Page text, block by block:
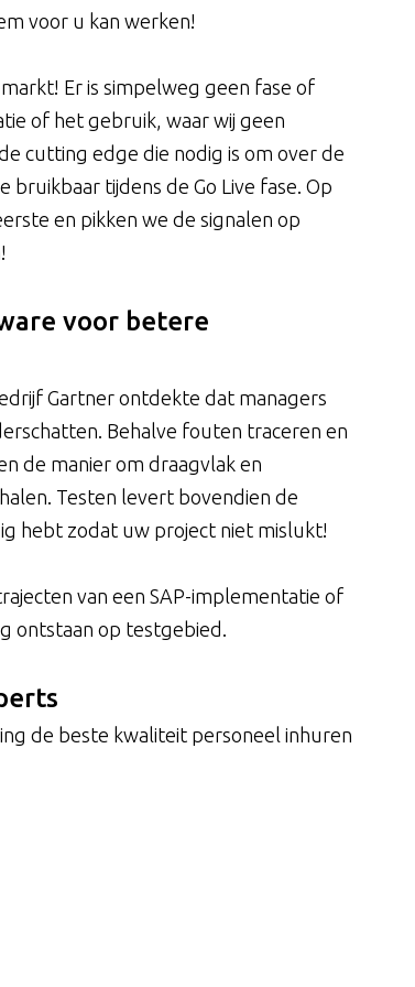
voor u kan werken!
Er is simpelweg geen fase of
of het gebruik, waar wij geen
cutting edge die nodig is om over de
bruikbaar tijdens de Go Live fase. Op
en pikken we de signalen op
voor betere
Gartner ontdekte dat managers
Behalve fouten traceren en
de manier om draagvlak en
Testen levert bovendien de
hebt zodat uw project niet mislukt!
van een SAP-implementatie of
ontstaan op testgebied.
de beste kwaliteit personeel inhuren